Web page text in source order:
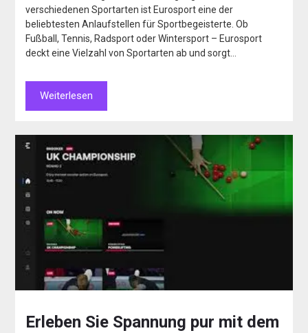
verschiedenen Sportarten ist Eurosport eine der
beliebtesten Anlaufstellen für Sportbegeisterte. Ob
Fußball, Tennis, Radsport oder Wintersport – Eurosport
deckt eine Vielzahl von Sportarten ab und sorgt…
Weiterlesen
Erleben Sie Spannung pur mit dem